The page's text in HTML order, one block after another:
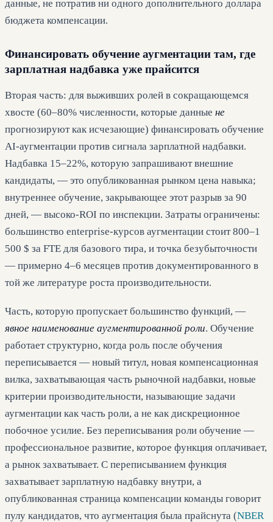
данные, не потратив ни одного дополнительного доллара
бюджета компенсации.
Финансировать обучение аугментации там, где
зарплатная надбавка уже прайсится
Вторая часть: для выживших ролей в сокращающемся
хвосте (60–80% численности, которые данные не
прогнозируют как исчезающие) финансировать обучение
AI-аугментации против сигнала зарплатной надбавки.
Надбавка 15–22%, которую запрашивают внешние
кандидаты, — это опубликованная рынком цена навыка;
внутреннее обучение, закрывающее этот разрыв за 90
дней, — высоко-ROI по инспекции. Затраты ограничены:
большинство enterprise-курсов аугментации стоит 800–1
500 $ за FTE для базового тира, и точка безубыточности
— примерно 4–6 месяцев против документированного в
той же литературе роста производительности.
Часть, которую пропускает большинство функций, —
явное наименование аугментированной роли. Обучение
работает структурно, когда роль после обучения
переписывается — новый титул, новая компенсационная
вилка, захватывающая часть рыночной надбавки, новые
критерии производительности, называющие задачи
аугментации как часть роли, а не как дискреционное
побочное усилие. Без переписывания роли обучение —
профессиональное развитие, которое функция оплачивает,
а рынок захватывает. С переписыванием функция
захватывает зарплатную надбавку внутри, а
опубликованная страница компенсации команды говорит
пулу кандидатов, что аугментация была прайснута (NBER